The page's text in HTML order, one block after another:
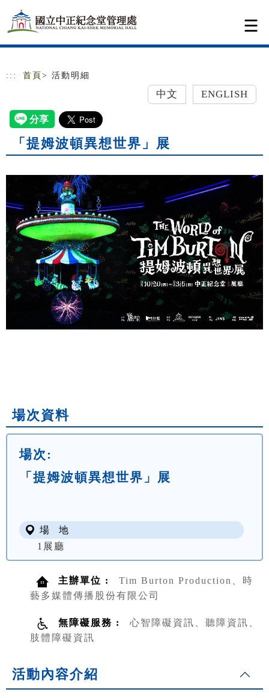
跳到主要內容
網站導覽
::: 首頁 > 活動明細
中文 ENGLISH
「提姆波頓異想世界」展
場次資料
場次:
「提姆波頓異想世界」展
場 地
1展廳
主辦單位 :
Tim Burton Production、時
藝多媒體傳播股份有限公司
無障礙服務 :
心智障礙資訊、聽障資訊、
肢體障礙資訊
活動內容介紹